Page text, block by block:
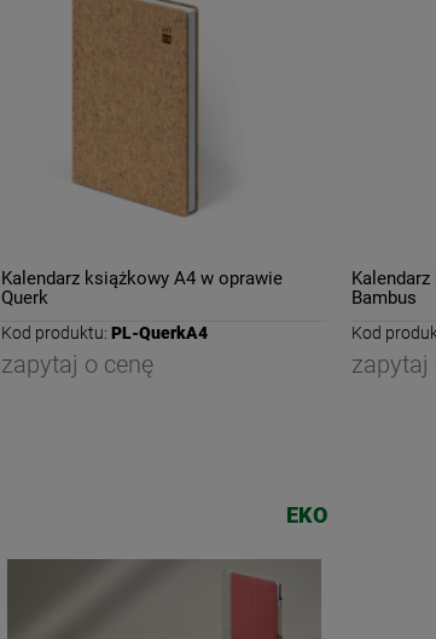
Kalendarz książkowy A4 w oprawie
Querk
Kod produktu: PL-QuerkA4
zapytaj o cenę
Bambus
Kod
zapytaj
EKO